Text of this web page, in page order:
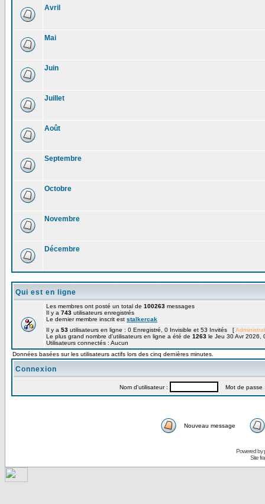
Avril
Mai
Juin
Juillet
Août
Septembre
Octobre
Novembre
Décembre
Qui est en ligne
Les membres ont posté un total de 100263 messages
Il y a 743 utilisateurs enregistrés
Le dernier membre inscrit est stalkercak
Il y a 53 utilisateurs en ligne : 0 Enregistré, 0 Invisible et 53 Invités [
Le plus grand nombre d'utilisateurs en ligne a été de 1263 le Jeu 30 Avr 2026,
Utilisateurs connectés : Aucun
Données basées sur les utilisateurs actifs lors des cinq dernières minutes.
Connexion
Nom d'utilisateur : Mot de passe
Nouveau message
Powered by
Site